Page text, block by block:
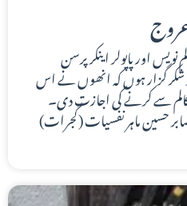
اور پاپولر اینکر پرسن
گزار ہوں کہ انھوں نے اس
کالم سے کرنے کی اجازت دی۔
حسین ماہر نفسیات (گجرات)